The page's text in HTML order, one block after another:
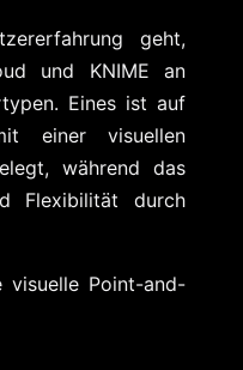
geht,
und KNIME an
Eines ist auf
einer visuellen
während das
Flexibilität durch
Point-and-